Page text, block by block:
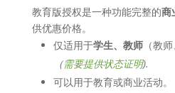
教育版授权是一种功能完整的商
供优惠价格。
仅适用于学生、教师（教师
（需要提供状态证明).
可以用于教育或商业活动。